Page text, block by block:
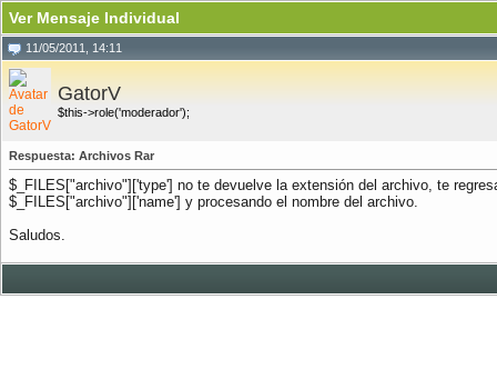
Ver Mensaje Individual
11/05/2011, 14:11
GatorV
$this->role('moderador');
Respuesta: Archivos Rar
$_FILES["archivo"]['type'] no te devuelve la extensión del archivo, te
$_FILES["archivo"]['name'] y procesando el nombre del archivo.
Saludos.